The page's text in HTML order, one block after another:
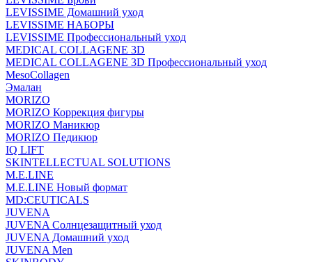
LEVISSIME Домашний уход
LEVISSIME НАБОРЫ
LEVISSIME Профессиональный уход
MEDICAL COLLAGENE 3D
MEDICAL COLLAGENE 3D Профессиональный уход
MesoCollagen
Эмалан
MORIZO
MORIZO Коррекция фигуры
MORIZO Маникюр
MORIZO Педикюр
IQ LIFT
SKINTELLECTUAL SOLUTIONS
M.E.LINE
M.E.LINE Новый формат
MD:CEUTICALS
JUVENA
JUVENA Солнцезащитный уход
JUVENA Домашний уход
JUVENA Men